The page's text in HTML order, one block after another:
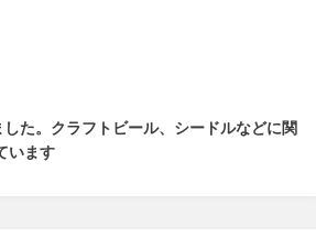
た。クラフトビール、シードルなどに関
います